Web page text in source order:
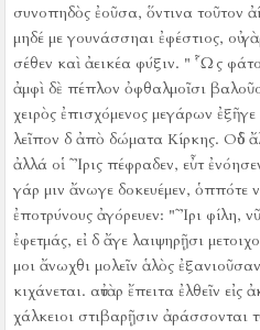
συνοπηδὸς ἐοῦσα, ὅντινα τοῦτον
μηδέ με γουνάσσηαι ἐφέστιος, οὐ
σέθεν καὶ ἀεικέα φύξιν. " Ὧς
ἀμφὶ δὲ πέπλον ὀφθαλμοῖσι
χειρὸς ἐπισχόμενος μεγάρων
λεῖπον δ ἀπὸ δώματα Κίρκης. Οὐδ
ἀλλά οἱ ῀Ἰρις πέφραδεν, εὖτ
γάρ μιν ἄνωγε δοκευέμεν, ὁππότε
ἐποτρύνους ἀγόρευεν: "῀Ἰρι φίλη,
ἐφετμάς, εἰ δ ἄγε λαιψηρῇσι
μοι ἄνωχθι μολεῖν ἁλὸς
κιχάνεται. αὐτὰρ ἔπειτα ἐλθεῖν
χάλκειοι στιβαρῇσιν ἀράσσονται